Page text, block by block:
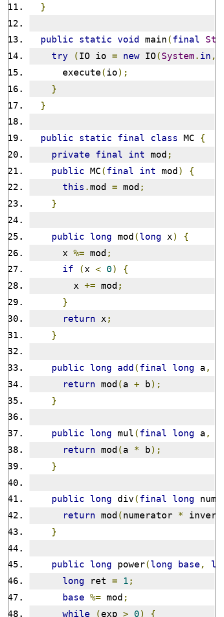
}
public static void main ( final
try
( IO io = new IO ( System . in ,
      execute
( io );
}
}
public static final class MC {
private
final int mod ;
public MC ( final int mod )
{
this . mod = mod ;
}
public long mod ( long x )
{
      x
%= mod ;
if
( x < 0 )
{
        x
+= mod ;
}
return x ;
}
public long add ( final long a ,
return mod ( a + b );
}
public long mul ( final long a ,
return mod ( a * b );
}
public long div ( final long
return mod ( numerator *
}
public long power( long base ,
long ret = 1 ;
base %= mod ;
while
( exp > 0 ) {